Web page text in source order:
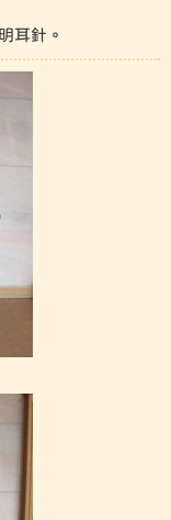
耳針。